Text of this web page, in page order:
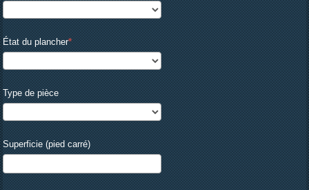
État du plancher
Type de pièce
Superficie (pied carré)